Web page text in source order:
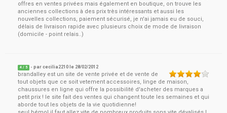
offres en ventes privées mais également en boutique, on trouve les
anciennes collections à des prix très intéressants et aussi les
nouvelles collections, paiement sécurisé, je n'ai jamais eu de souci,
délais de livraison rapide avec plusieurs choix de mode de livraison
(domicile - point relais..)
4 / 5 - parcecilia2210 le 28/02/2012
brandalley est un site de vente privée et de vente de
tout objets que ce soit vetement accessoires, linge de maison,
chaussures en ligne qui offre la possibilité d'acheter des marques a
petit prix ! le site fait des ventes qui changent toute les semaines et qui
aborde tout les objets de la vie quotidienne!